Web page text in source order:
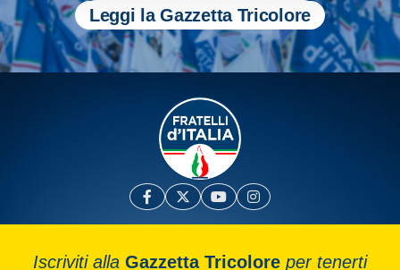
Leggi la Gazzetta Tricolore
Iscriviti alla Gazzetta Tricolore per tenerti